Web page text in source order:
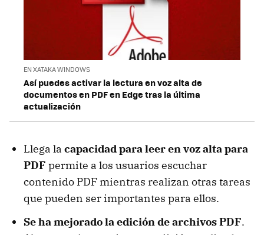
EN XATAKA WINDOWS
Así puedes activar la lectura en voz alta de
documentos en PDF en Edge tras la última
actualización
Llega la capacidad para leer en voz alta para
PDF permite a los usuarios escuchar
contenido PDF mientras realizan otras tareas
que pueden ser importantes para ellos.
Se ha mejorado la edición de archivos PDF.